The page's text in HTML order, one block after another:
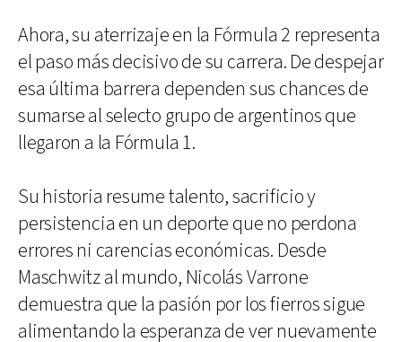
Ahora, su aterrizaje en la Fórmula 2 representa
el paso más decisivo de su carrera. De despejar
esa última barrera dependen sus chances de
sumarse al selecto grupo de argentinos que
llegaron a la Fórmula 1.
Su historia resume talento, sacrificio y
persistencia en un deporte que no perdona
errores ni carencias económicas. Desde
Maschwitz al mundo, Nicolás Varrone
demuestra que la pasión por los fierros sigue
alimentando la esperanza de ver nuevamente